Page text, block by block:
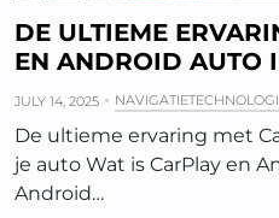
DE ULTIEME
EN ANDROID AUTO
JULY 14, 2025
De ultieme ervaring met
je auto Wat is CarPlay en
Android…